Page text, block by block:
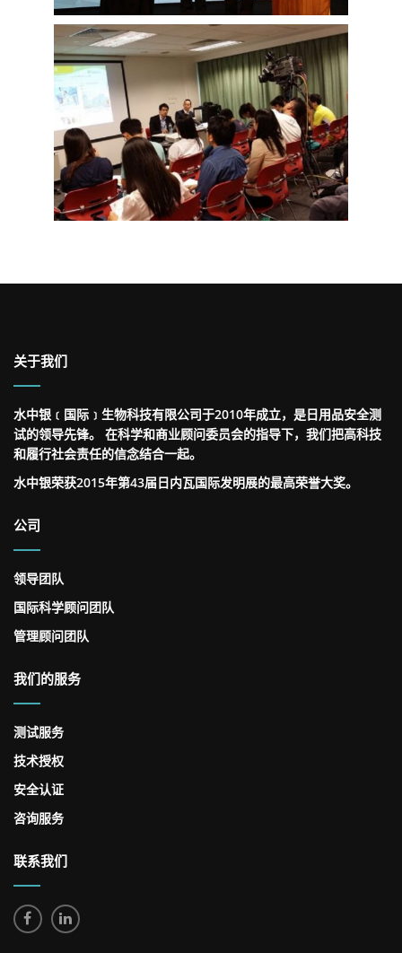
香港铅水事件记者招
待会
关于我们
水中银﹝国际﹞生物科技有限公司于2010年成立，是日用品安全测
试的领导先锋。 在科学和商业顾问委员会的指导下，我们把高科技
和履行社会责任的信念结合一起。
水中银荣获2015年第43届日内瓦国际发明展的最高荣誉大奖。
公司
领导团队
国际科学顾问团队
管理顾问团队
我们的服务
测试服务
技术授权
安全认证
咨询服务
联系我们